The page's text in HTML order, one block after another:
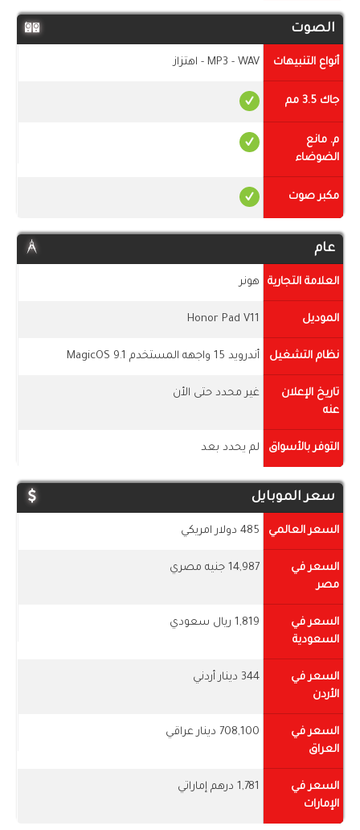
الصوت
أنواع التنبيهات MP3 - WAV - اهتزاز
جاك 3.5 مم
م. مانع
الضوضاء
مكبر صوت
عام
العلامة التجارية هونر
الموديل Honor Pad V11
نظام التشغيل أندرويد 15 واجهه المستخدم MagicOS 9.1
تاريخ الإعلان
عنه
غير محدد حتى الأن
التوفر بالأسواق لم يحدد بعد
سعر الموبايل
السعر العالمي 485 دولار امريكي
السعر في
مصر
14,987 جنيه مصري
السعر في
السعودية
1,819 ريال سعودي
السعر في
الأردن
344 دينار أردني
السعر في
العراق
708,100 دينار عراقي
السعر في
الإمارات
1,781 درهم إماراتي